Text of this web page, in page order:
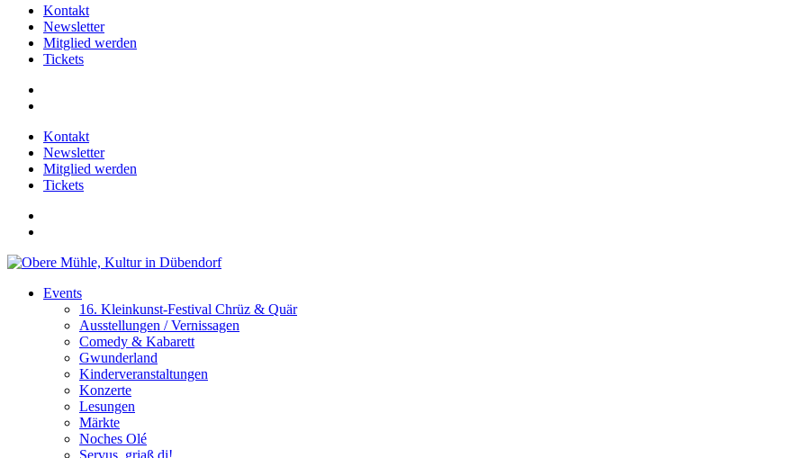
Kontakt
Newsletter
Mitglied werden
Tickets
Kontakt
Newsletter
Mitglied werden
Tickets
Events
16. Kleinkunst-Festival Chrüz & Quär
Ausstellungen / Vernissagen
Comedy & Kabarett
Gwunderland
Kinderveranstaltungen
Konzerte
Lesungen
Märkte
Noches Olé
Servus, griaß di!